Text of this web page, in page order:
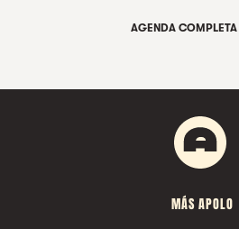
AGENDA COMPLETA
MÁS APOLO